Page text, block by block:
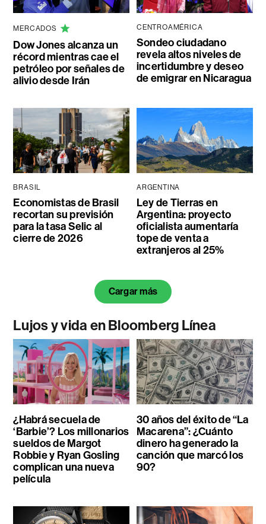
MERCADOS
Dow Jones alcanza un
récord mientras cae el
petróleo por señales de
alivio desde Irán
CENTROAMÉRICA
Sondeo ciudadano
revela altos niveles de
incertidumbre y deseo
de emigrar en Nicaragua
BRASIL
Economistas de Brasil
recortan su previsión
para la tasa Selic al
cierre de 2026
ARGENTINA
Ley de Tierras en
Argentina: proyecto
oficialista aumentaría
tope de venta a
extranjeros al 25%
Cargar más
Lujos y vida en Bloomberg Línea
¿Habrá secuela de
‘Barbie’? Los millonarios
sueldos de Margot
Robbie y Ryan Gosling
complican una nueva
película
30 años del éxito de “La
Macarena”: ¿Cuánto
dinero ha generado la
canción que marcó los
90?